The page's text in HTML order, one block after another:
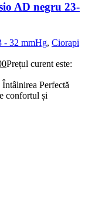
AD negru 23-
- 32 mmHg, Ciorapi
Prețul curent este:
Perfectă
confortul și